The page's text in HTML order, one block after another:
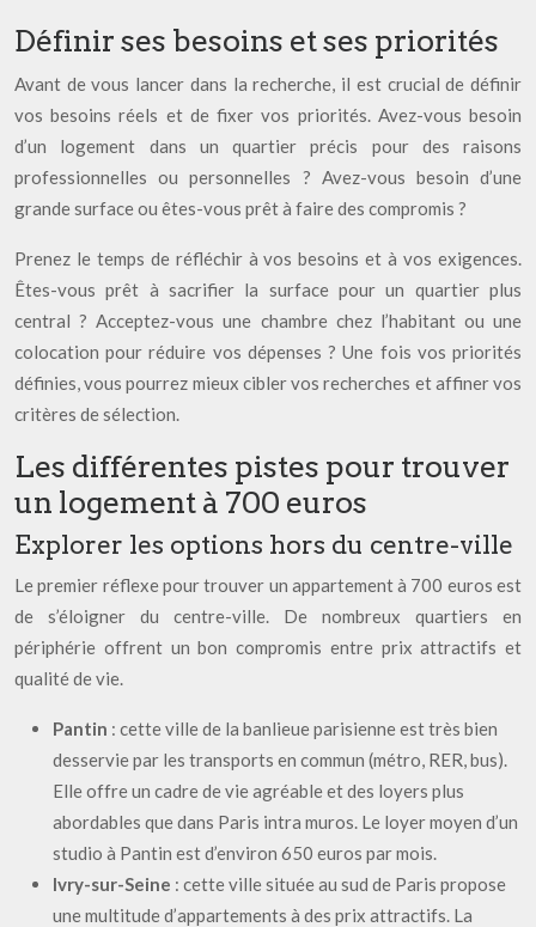
Définir ses besoins et ses priorités
Avant de vous lancer dans la recherche, il est crucial de définir
vos besoins réels et de fixer vos priorités. Avez-vous besoin
d’un logement dans un quartier précis pour des raisons
professionnelles ou personnelles ? Avez-vous besoin d’une
grande surface ou êtes-vous prêt à faire des compromis ?
Prenez le temps de réfléchir à vos besoins et à vos exigences.
Êtes-vous prêt à sacrifier la surface pour un quartier plus
central ? Acceptez-vous une chambre chez l’habitant ou une
colocation pour réduire vos dépenses ? Une fois vos priorités
définies, vous pourrez mieux cibler vos recherches et affiner vos
critères de sélection.
Les différentes pistes pour trouver
un logement à 700 euros
Explorer les options hors du centre-ville
Le premier réflexe pour trouver un appartement à 700 euros est
de s’éloigner du centre-ville. De nombreux quartiers en
périphérie offrent un bon compromis entre prix attractifs et
qualité de vie.
Pantin : cette ville de la banlieue parisienne est très bien
desservie par les transports en commun (métro, RER, bus).
Elle offre un cadre de vie agréable et des loyers plus
abordables que dans Paris intra muros. Le loyer moyen d’un
studio à Pantin est d’environ 650 euros par mois.
Ivry-sur-Seine : cette ville située au sud de Paris propose
une multitude d’appartements à des prix attractifs. La